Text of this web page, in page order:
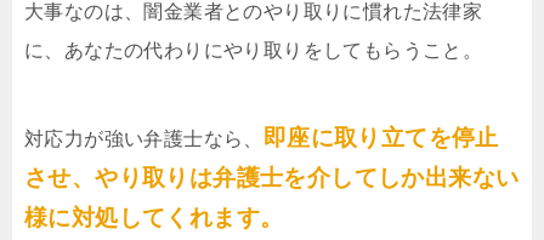
大事なのは、闇金業者とのやり取りに慣れた法律家
に、あなたの代わりにやり取りをしてもらうこと。
対応力が強い弁護士なら、 即座に取り立てを停止
させ、やり取りは弁護士を介してしか出来ない
様に対処してくれます。